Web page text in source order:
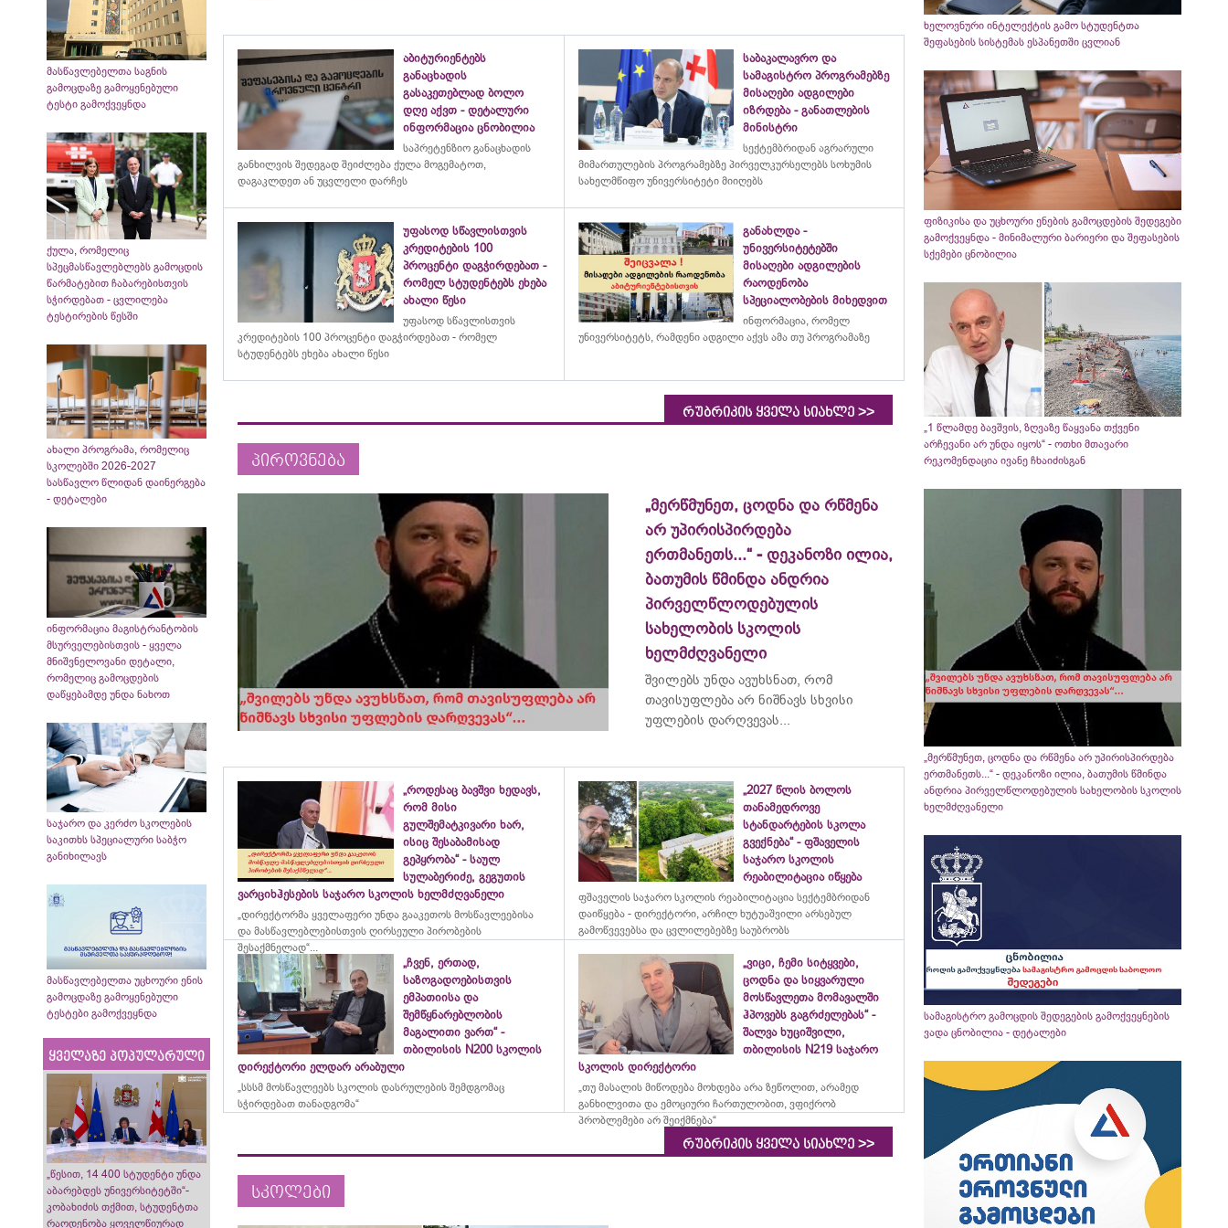
მასწავლებელთა საგნის
გამოცდაზე გამოყენებული
ტესტი გამოქვეყნდა
ქულა, რომელიც
სპეცმასწავლებლებს გამოცდის
წარმატებით ჩაბარებისთვის
სჭირდებათ - ცვლილება
ტესტირების წესში
ახალი პროგრამა, რომელიც
სკოლებში 2026-2027
სასწავლო წლიდან დაინერგება
- დეტალები
ინფორმაცია მაგისტრანტობის
მსურველებისთვის - ყველა
მნიშვნელოვანი დეტალი,
რომელიც გამოცდების
დაწყებამდე უნდა ნახოთ
საჯარო და კერძო სკოლების
საკითხს სპეციალური საბჭო
განიხილავს
მასწავლებელთა უცხოური ენის
გამოცდაზე გამოყენებული
ტესტები გამოქვეყნდა
ყველაზე პოპულარული
„წესით, 14 400 სტუდენტი უნდა
აბარებდეს უნივერსიტეტში“-
კობახიძის თქმით, სტუდენტთა
რაოდენობა ყოველწიურად
აბიტურიენტებს
განაცხადის
გასაკეთებლად ბოლო
დღე აქვთ - დეტალური
ინფორმაცია ცნობილია
საპრეტენზიო განაცხადის
განხილვის შედეგად შეიძლება ქულა მოგემატოთ,
დაგაკლდეთ ან უცვლელი დარჩეს
საბაკალავრო და
სამაგისტრო პროგრამებზე
მისაღები ადგილები
იზრდება - განათლების
მინისტრი
სექტემბრიდან აგრარული
მიმართულების პროგრამებზე პირველკურსელებს სოხუმის
სახელმწიფო უნივერსიტეტი მიიღებს
უფასოდ სწავლისთვის
კრედიტების 100
პროცენტი დაგჭირდებათ -
რომელ სტუდენტებს ეხება
ახალი წესი
უფასოდ სწავლისთვის
კრედიტების 100 პროცენტი დაგჭირდებათ - რომელ
სტუდენტებს ეხება ახალი წესი
განახლდა -
უნივერსიტეტებში
მისაღები ადგილების
რაოდენობა
სპეციალობების მიხედვით
ინფორმაცია, რომელ
უნივერსიტეტს, რამდენი ადგილი აქვს ამა თუ პროგრამაზე
რუბრიკის ყველა სიახლე >>
პიროვნება
„მერწმუნეთ, ცოდნა და რწმენა
არ უპირისპირდება
ერთმანეთს...“ - დეკანოზი ილია,
ბათუმის წმინდა ანდრია
პირველწლოდებულის
სახელობის სკოლის
ხელმძღვანელი
შვილებს უნდა ავუხსნათ, რომ
თავისუფლება არ ნიშნავს სხვისი
უფლების დარღვევას...
„როდესაც ბავშვი ხედავს,
რომ მისი
გულშემატკივარი ხარ,
ისიც შესაბამისად
გეპყრობა“ - საულ
სულაბერიძე, გეგუთის
ვარციხჰესების საჯარო სკოლის ხელმძღვანელი
„დირექტორმა ყველაფერი უნდა გააკეთოს მოსწავლეებისა
და მასწავლებლებისთვის ღირსეული პირობების
შესაქმნელად“...
„2027 წლის ბოლოს
თანამედროვე
სტანდარტების სკოლა
გვექნება“ - ფშაველის
საჯარო სკოლის
რეაბილიტაცია იწყება
ფშაველის საჯარო სკოლის რეაბილიტაცია სექტემბრიდან
დაიწყება - დირექტორი, არჩილ ხუტუაშვილი არსებულ
გამოწვევებსა და ცვლილებებზე საუბრობს
„ჩვენ, ერთად,
საზოგადოებისთვის
ემპათიისა და
შემწყნარებლობის
მაგალითი ვართ“ -
თბილისის N200 სკოლის
დირექტორი ელდარ არაბული
„სსსმ მოსწავლეებს სკოლის დასრულების შემდგომაც
სჭირდებათ თანადგომა“
„ვიცი, ჩემი სიტყვები,
ცოდნა და სიყვარული
მოსწავლეთა მომავალში
ჰპოვებს გაგრძელებას“ -
შალვა ხუციშვილი,
თბილისის N219 საჯარო
სკოლის დირექტორი
„თუ მასალის მიწოდება მოხდება არა ზეწოლით, არამედ
განხილვითა და ემოციური ჩართულობით, ვფიქრობ
პრობლემები არ შეიქმნება“
რუბრიკის ყველა სიახლე >>
სკოლები
ხელოვნური ინტელექტის გამო სტუდენტთა
შეფასების სისტემას ესპანეთში ცვლიან
ფიზიკისა და უცხოური ენების გამოცდების შედეგები
გამოქვეყნდა - მინიმალური ბარიერი და შეფასების
სქემები ცნობილია
„1 წლამდე ბავშვის, ზღვაზე წაყვანა თქვენი
არჩევანი არ უნდა იყოს“ - ოთხი მთავარი
რეკომენდაცია ივანე ჩხაიძისგან
„მერწმუნეთ, ცოდნა და რწმენა არ უპირისპირდება
ერთმანეთს...“ - დეკანოზი ილია, ბათუმის წმინდა
ანდრია პირველწლოდებულის სახელობის სკოლის
ხელმძღვანელი
სამაგისტრო გამოცდის შედეგების გამოქვეყნების
ვადა ცნობილია - დეტალები